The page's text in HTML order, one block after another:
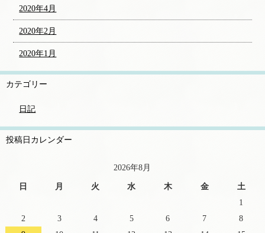
2020年4月
2020年2月
2020年1月
カテゴリー
日記
投稿日カレンダー
2026年8月
日 月 火 水 木 金
土
1
2
3 4 5 6 7
8